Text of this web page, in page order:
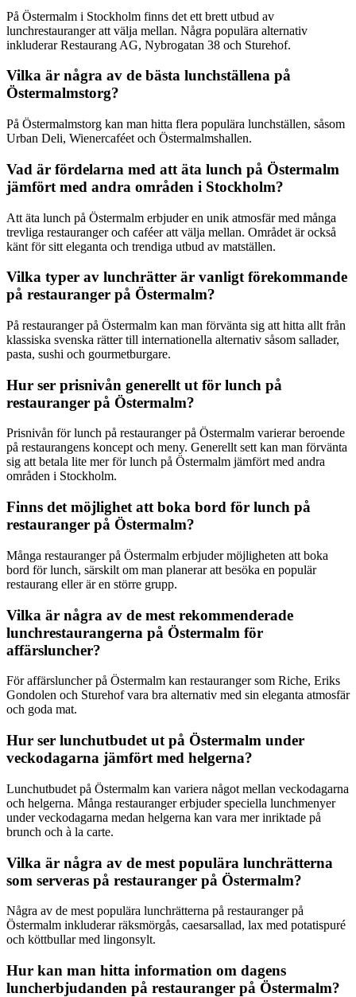
På Östermalm i Stockholm finns det ett brett utbud av
lunchrestauranger att välja mellan. Några populära alternativ
inkluderar Restaurang AG, Nybrogatan 38 och Sturehof.
Vilka är några av de bästa lunchställena på
Östermalmstorg?
På Östermalmstorg kan man hitta flera populära lunchställen, såsom
Urban Deli, Wienercaféet och Östermalmshallen.
Vad är fördelarna med att äta lunch på Östermalm
jämfört med andra områden i Stockholm?
Att äta lunch på Östermalm erbjuder en unik atmosfär med många
trevliga restauranger och caféer att välja mellan. Området är också
känt för sitt eleganta och trendiga utbud av matställen.
Vilka typer av lunchrätter är vanligt förekommande
på restauranger på Östermalm?
På restauranger på Östermalm kan man förvänta sig att hitta allt från
klassiska svenska rätter till internationella alternativ såsom sallader,
pasta, sushi och gourmetburgare.
Hur ser prisnivån generellt ut för lunch på
restauranger på Östermalm?
Prisnivån för lunch på restauranger på Östermalm varierar beroende
på restaurangens koncept och meny. Generellt sett kan man förvänta
sig att betala lite mer för lunch på Östermalm jämfört med andra
områden i Stockholm.
Finns det möjlighet att boka bord för lunch på
restauranger på Östermalm?
Många restauranger på Östermalm erbjuder möjligheten att boka
bord för lunch, särskilt om man planerar att besöka en populär
restaurang eller är en större grupp.
Vilka är några av de mest rekommenderade
lunchrestaurangerna på Östermalm för
affärsluncher?
För affärsluncher på Östermalm kan restauranger som Riche, Eriks
Gondolen och Sturehof vara bra alternativ med sin eleganta atmosfär
och goda mat.
Hur ser lunchutbudet ut på Östermalm under
veckodagarna jämfört med helgerna?
Lunchutbudet på Östermalm kan variera något mellan veckodagarna
och helgerna. Många restauranger erbjuder speciella lunchmenyer
under veckodagarna medan helgerna kan vara mer inriktade på
brunch och à la carte.
Vilka är några av de mest populära lunchrätterna
som serveras på restauranger på Östermalm?
Några av de mest populära lunchrätterna på restauranger på
Östermalm inkluderar räksmörgås, caesarsallad, lax med potatispuré
och köttbullar med lingonsylt.
Hur kan man hitta information om dagens
luncherbjudanden på restauranger på Östermalm?